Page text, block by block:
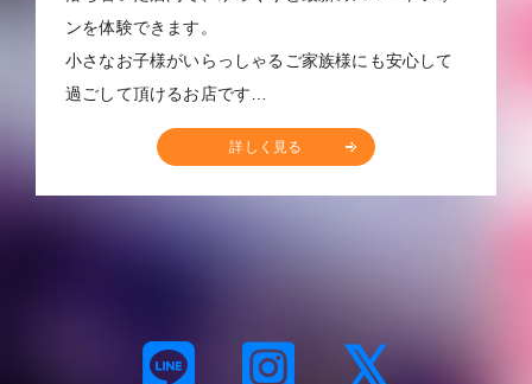
ンを体験できます。
小さなお子様がいらっしゃるご家族様にも安心して
過ごして頂けるお店です…
詳しく見る